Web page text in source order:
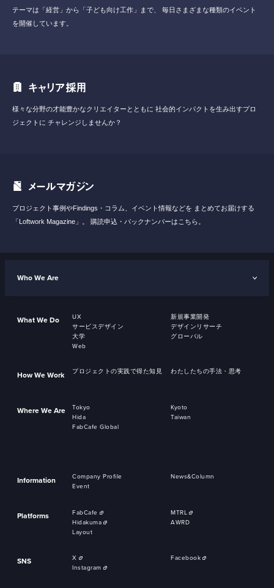
テーマは「経営」から「子ども向け工作」まで、
毎日さまざまな種類のイベント
を開催しています。
キャリア採用
様々な分野の才能豊かなクリエイターとともに 社会的インパクトを生み出すプロ
ジェクトに チャレンジしませんか？
メールマガジン
プロジェクト事例やFindings・コラム、イベント情報などを まとめてお届けする
「Loftwork Magazine」。
購読申込・バックナンバーはこちら。
Who We Are
What We Do UX
新規事業開発
サービスデザイン
デザインリサーチ
大学
グローバル
Web
How We Work プロジェクトの実践で得た知見 わたしたちの手法・思考
Where We Are Tokyo
Kyoto
Hida
Taiwan
FabCafe Global
Information Company Profile
News&Column
Event
Platforms FabCafe
MTRL
Hidakuma
AWRD
Layout
SNS X
Facebook
Instagram